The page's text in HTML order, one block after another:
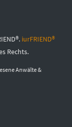
iurFRIEND®
Rechts.
Anwälte &